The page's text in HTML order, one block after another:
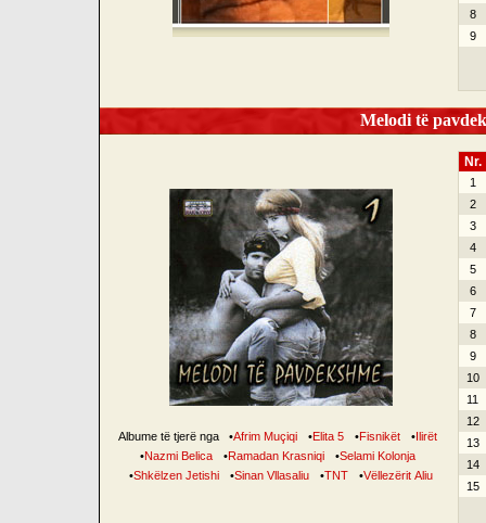
8
9
Melodi të
Albume të tjerë nga •Afrim Muçiqi •Elita 5 •Fisnikët •Ilirët
•Nazmi Belica •Ramadan Krasniqi •Selami Kolonja
•Shkëlzen Jetishi •Sinan Vllasaliu •TNT •Vëllezërit Aliu
Nr.
1
2
3
4
5
6
7
8
9
10
11
12
13
14
15